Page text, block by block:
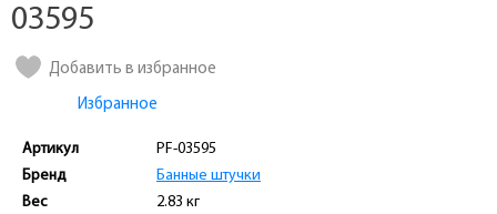
03595
Добавить в избранное
Избранное
Артикул
PF-03595
Бренд
Банные штучки
Вес
2.83 кг